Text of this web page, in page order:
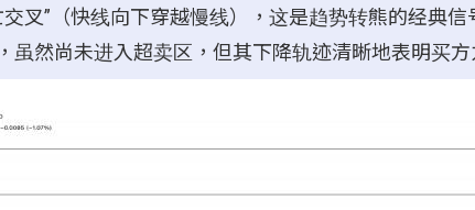
叉”（快线向下穿越慢线），这是趋势转熊的经典信
虽然尚未进入超卖区，但其下降轨迹清晰地表明买方